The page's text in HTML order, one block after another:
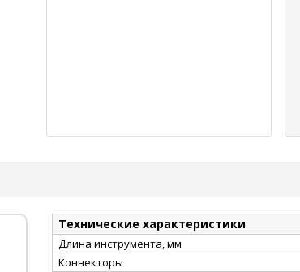
Технические характеристики
Длина инструмента, мм
Коннекторы